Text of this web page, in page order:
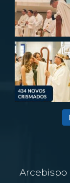
Arcebispo